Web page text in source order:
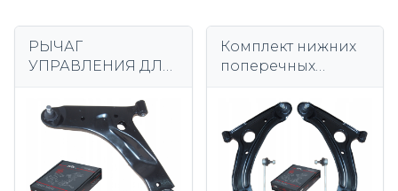
РЫЧАГ
УПРАВЛЕНИЯ ДЛЯ
ПЕРЕДНИЙ ЛЕВЫЙ
Комплект нижних
поперечных
переднего
правого левого